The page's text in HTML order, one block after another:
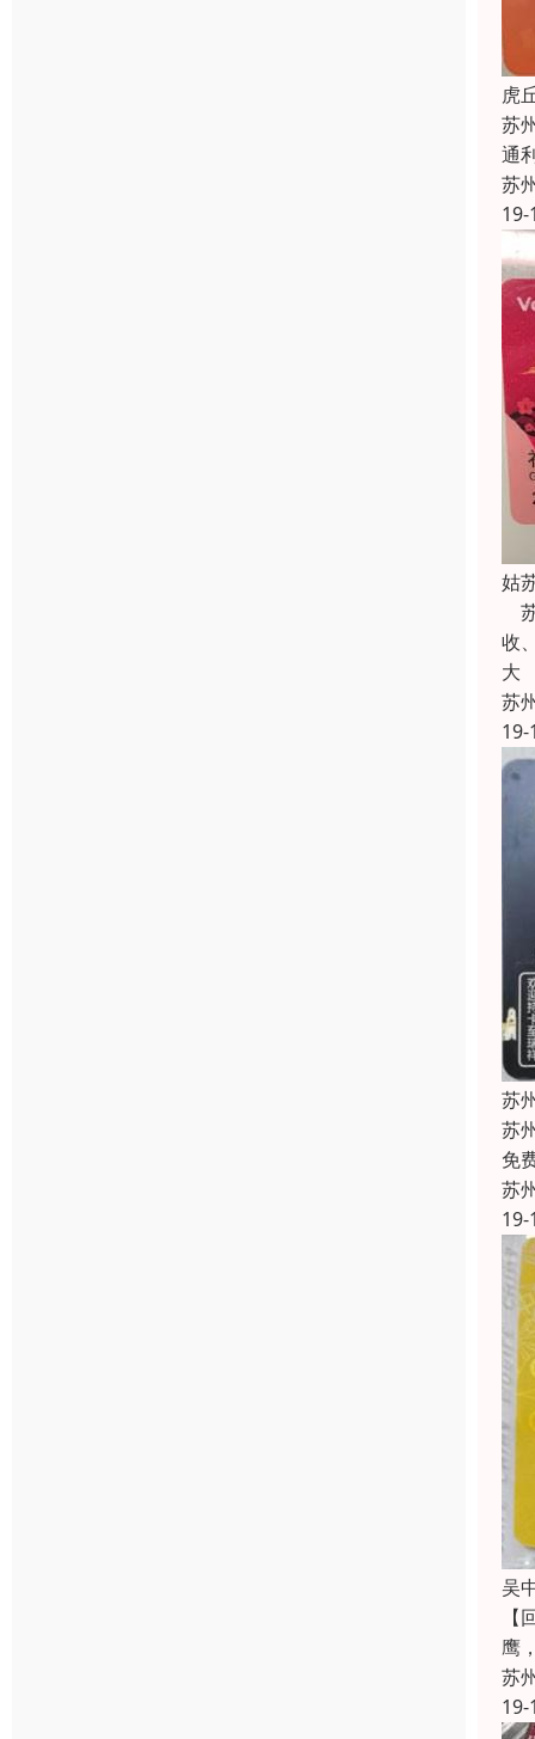
虎
苏
通
苏
19-
姑
收
大
苏
19-
苏
苏
免
苏
19-
吴
鹰
苏
19-